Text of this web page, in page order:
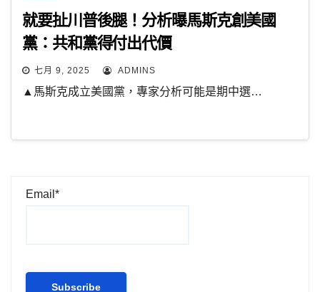
就要扯川普後腿！分析曝馬斯克創美國
黨：共和黨得付出代價
七月 9, 2025 ADMINS
▲馬斯克成立美國黨，專家分析可能是期中選…
Email*